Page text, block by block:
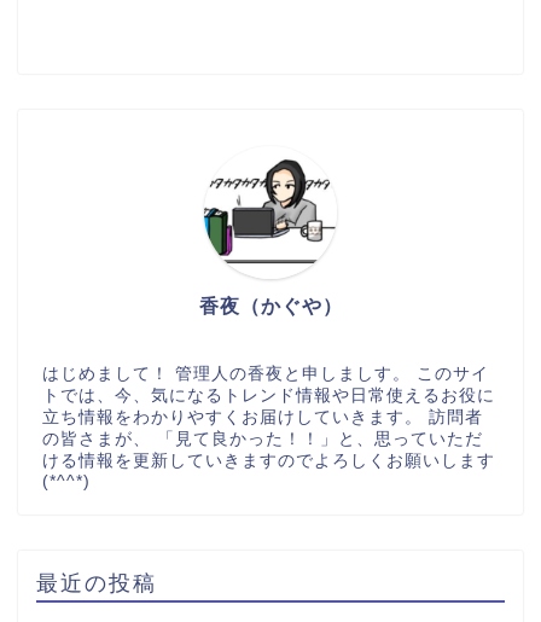
香夜（かぐや）
はじめまして！ 管理人の香夜と申しましす。 このサイ
トでは、今、気になるトレンド情報や日常使えるお役に
立ち情報をわかりやすくお届けしていきます。 訪問者
の皆さまが、 「見て良かった！！」と、思っていただ
ける情報を更新していきますのでよろしくお願いします
(*^^*)
最近の投稿